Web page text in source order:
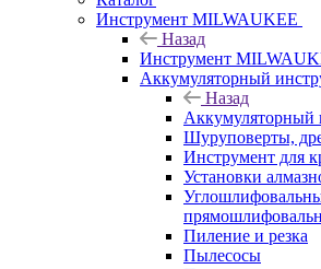
Инструмент MILWAUKEE
Назад
Инструмент
Аккумуляторный
Назад
Аккумуляторный
Шуруповерты,
Инструмент для
Установки
Пиление и резка
Пылесосы